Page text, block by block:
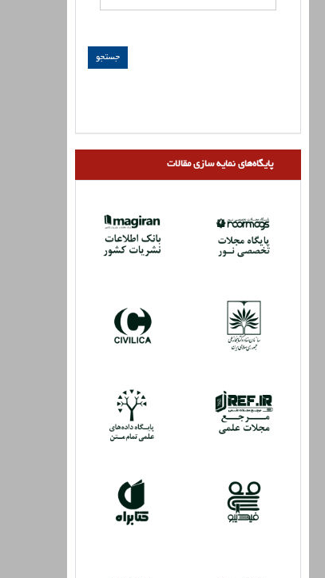
پایگاه‌های نمایه سازی مقالات